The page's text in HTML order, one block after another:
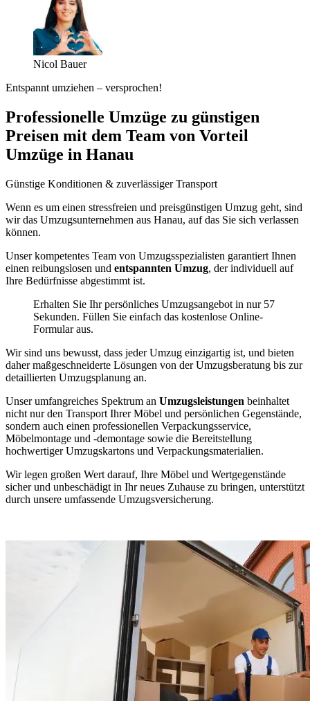
Nicol Bauer
Entspannt umziehen – versprochen!
Professionelle Umzüge zu günstigen
Preisen mit dem Team von Vorteil
Umzüge in Hanau
Günstige Konditionen & zuverlässiger Transport
Wenn es um einen stressfreien und preisgünstigen Umzug geht, sind
wir das Umzugsunternehmen aus Hanau, auf das Sie sich verlassen
können.
Unser kompetentes Team von Umzugsspezialisten garantiert Ihnen
einen reibungslosen und entspannten Umzug, der individuell auf
Ihre Bedürfnisse abgestimmt ist.
Erhalten Sie Ihr persönliches Umzugsangebot in nur 57
Sekunden. Füllen Sie einfach das kostenlose Online-
Formular aus.
Wir sind uns bewusst, dass jeder Umzug einzigartig ist, und bieten
daher maßgeschneiderte Lösungen von der Umzugsberatung bis zur
detaillierten Umzugsplanung an.
Unser umfangreiches Spektrum an Umzugsleistungen beinhaltet
nicht nur den Transport Ihrer Möbel und persönlichen Gegenstände,
sondern auch einen professionellen Verpackungsservice,
Möbelmontage und -demontage sowie die Bereitstellung
hochwertiger Umzugskartons und Verpackungsmaterialien.
Wir legen großen Wert darauf, Ihre Möbel und Wertgegenstände
sicher und unbeschädigt in Ihr neues Zuhause zu bringen, unterstützt
durch unsere umfassende Umzugsversicherung.